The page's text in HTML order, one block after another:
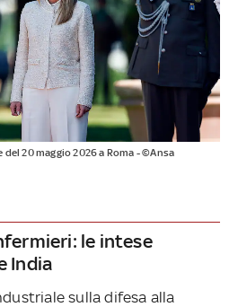
20 maggio 2026 a Roma - ©Ansa
le intese
India
sulla difesa alla